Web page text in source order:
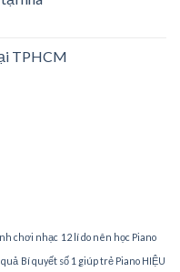
TPHCM
chơi nhạc 12 lí do nên học Piano
Bí quyết số 1 giúp trẻ Piano HIỆU